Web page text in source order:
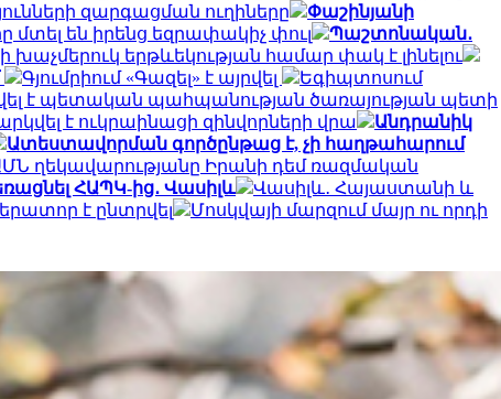
զարգացման ուղիները
Փաշինյանի
մտել են իրենց եզրափակիչ փուլ
Պաշտոնական․
երթևեկության համար փակ է լինելու
Գյումրիում «Գազել» է այրվել
Եգիպտոսում
է պետական պահպանության ծառայության պետի
է ուկրաինացի զինվորների վրա
Անդրանիկ
Ատեստավորման գործընթաց է, չի հաղթահարում
ղեկավարությանը Իրանի դեմ ռազմական
ՀԱՊԿ-ից․ Վասիլև
Վասիլև․ Հայաստանի և
է ընտրվել
Մոսկվայի մարզում մայր ու որդի